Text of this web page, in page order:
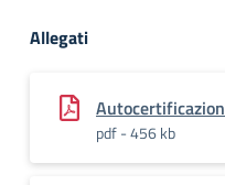
Allegati
pdf - 456 kb